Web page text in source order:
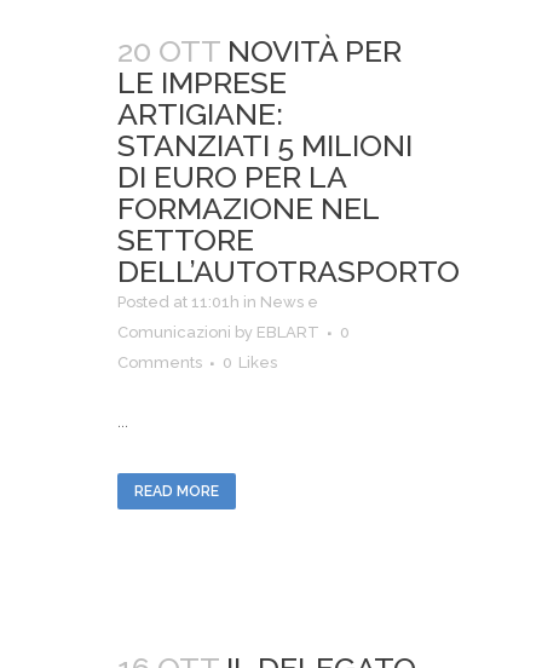
20 OTT NOVITÀ PER
LE IMPRESE
ARTIGIANE:
STANZIATI 5 MILIONI
DI EURO PER LA
FORMAZIONE NEL
SETTORE
DELL’AUTOTRASPORTO
Posted at 11:01h in News e
Comunicazioni by EBLART
0
Comments
0 Likes
...
READ MORE